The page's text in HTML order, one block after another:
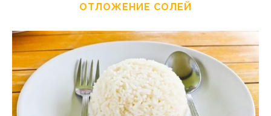
ОТЛОЖЕНИЕ СОЛЕЙ